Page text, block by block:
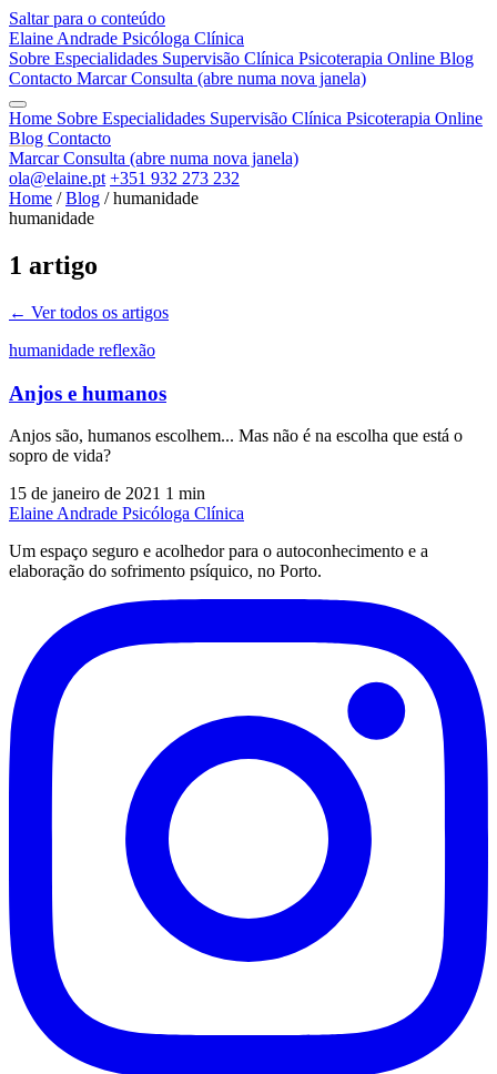
Saltar para o conteúdo
Elaine Andrade Psicóloga Clínica
Sobre Especialidades Supervisão Clínica Psicoterapia Online Blog
Contacto Marcar Consulta (abre numa nova janela)
Home Sobre Especialidades Supervisão Clínica Psicoterapia Online
Blog Contacto
Marcar Consulta (abre numa nova janela)
ola@elaine.pt +351 932 273 232
Home / Blog / humanidade
humanidade
1 artigo
← Ver todos os artigos
humanidade reflexão
Anjos e humanos
Anjos são, humanos escolhem... Mas não é na escolha que está o
sopro de vida?
15 de janeiro de 2021 1 min
Elaine Andrade Psicóloga Clínica
Um espaço seguro e acolhedor para o autoconhecimento e a
elaboração do sofrimento psíquico, no Porto.